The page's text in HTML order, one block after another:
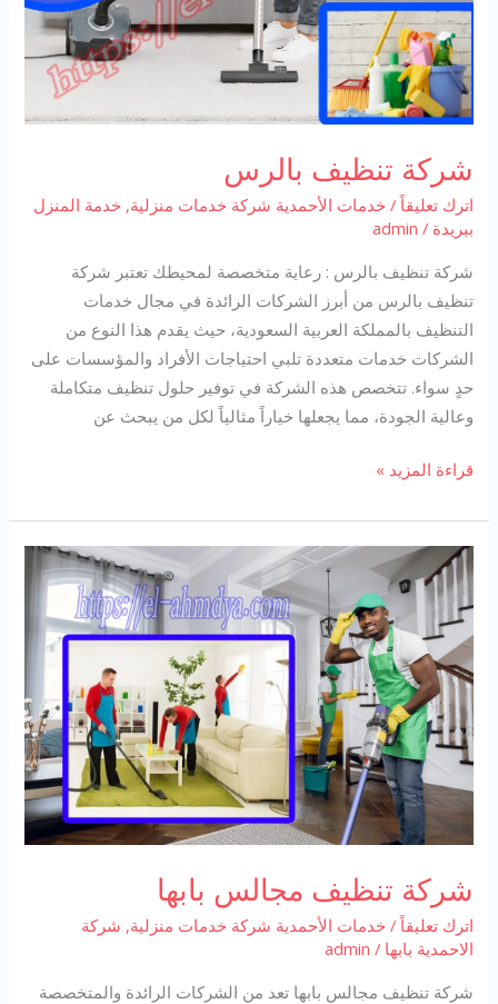
شركة تنظيف بالرس
اترك تعليقاً / خدمات الأحمدية شركة خدمات منزلية, خدمة المنزل
ببريدة /
admin
شركة تنظيف بالرس : رعاية متخصصة لمحيطك تعتبر شركة
تنظيف بالرس من أبرز الشركات الرائدة في مجال خدمات
التنظيف بالمملكة العربية السعودية، حيث يقدم هذا النوع من
الشركات خدمات متعددة تلبي احتياجات الأفراد والمؤسسات على
حدٍ سواء. تتخصص هذه الشركة في توفير حلول تنظيف متكاملة
وعالية الجودة، مما يجعلها خياراً مثالياً لكل من يبحث عن
شركة
بالرس
قراءة المزيد »
شركة تنظيف مجالس بابها
اترك تعليقاً / خدمات الأحمدية شركة خدمات منزلية, شركة
الاحمدية بابها /
admin
شركة تنظيف مجالس بابها تعد من الشركات الرائدة والمتخصصة